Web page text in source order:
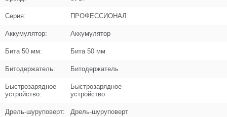
N000-029-917
Кол-во по схеме
Кол-во в корзину
Серия: ПРОФЕССИОНАЛ
Аккумулятор: Аккумулятор
Бита 50 мм: Бита 50 мм
Битодержатель: Битодержатель
Быстрозарядное
устройство:
Быстрозарядное
устройство
Дрель-шуруповерт: Дрель-шуруповерт